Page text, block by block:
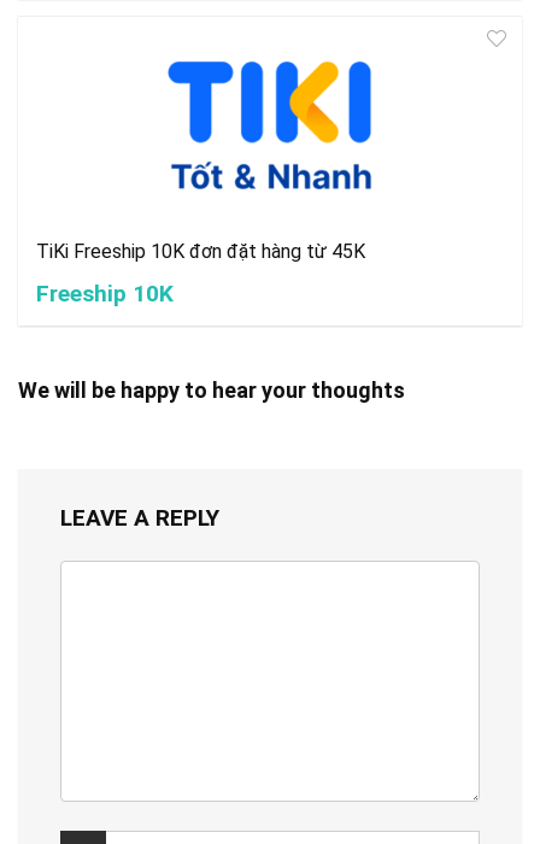
TiKi Freeship 10K đơn đặt hàng từ 45K
Freeship 10K
We will be happy to hear your thoughts
LEAVE A REPLY